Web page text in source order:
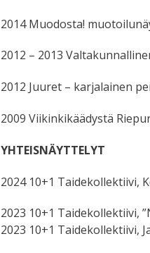
2014 Muodosta!
2012 – 2013
2012 Juuret – karjalainen
2009 Viikinkikäädystä
YHTEISNÄYTTELYT
2024 10+1 Taidekollektiivi,
2023 10+1 Taidekollektiivi,
2023 10+1 Taidekollektiivi,